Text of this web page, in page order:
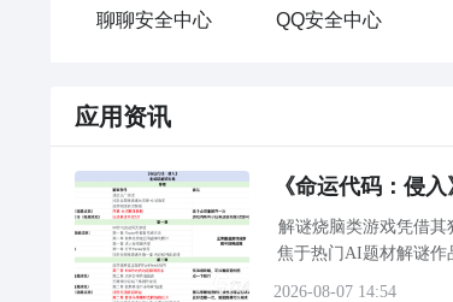
聊聊安全中心 QQ安全中心
应用资讯
《命运代码：侵
解谜烧脑类游戏凭借
焦于热门AI题材解谜作
2026-08-07 14:54